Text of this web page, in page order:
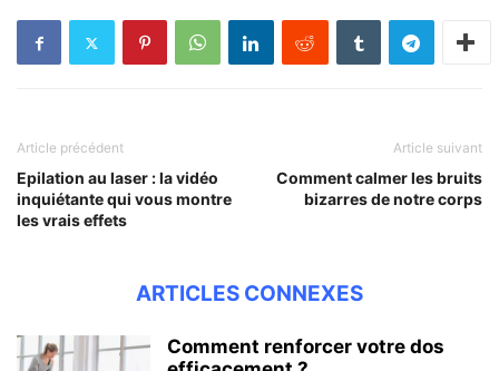
Article précédent
Epilation au laser : la vidéo
inquiétante qui vous montre
les vrais effets
Article suivant
Comment calmer les bruits
bizarres de notre corps
ARTICLES CONNEXES
Comment renforcer votre dos